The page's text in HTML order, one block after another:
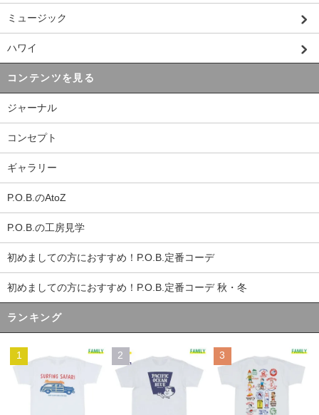
ミュージック
ハワイ
コンテンツを見る
ジャーナル
コンセプト
ギャラリー
P.O.B.のAtoZ
P.O.B.の工房見学
初めましての方におすすめ！P.O.B.定番コーデ
初めましての方におすすめ！P.O.B.定番コーデ 秋・冬
ランキング
1 2 3